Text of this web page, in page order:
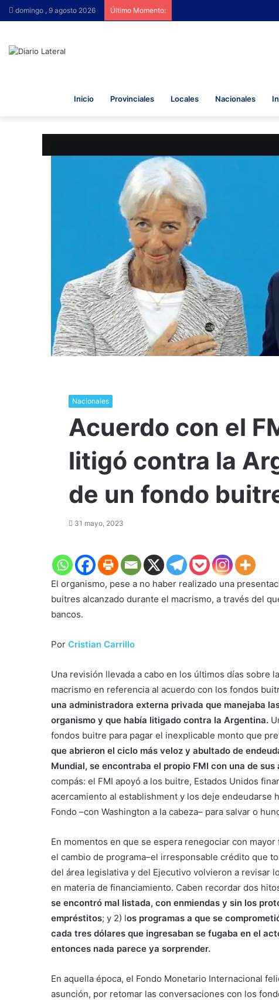
domingo , 9 agosto 2026 Último Momento:
Inicio Provinciales Locales Nacionales
Nacionales
Acuerdo con el
litigó contra la
de un fondo
31 mayo, 2023
El organismo, pese a no haber realizado una
buitres alcanzado durante el macrismo, a través del
bancos.
Por Cristian Carrillo
Una revisión llevada a cabo en los últimos días sobre
macrismo en referencia al acuerdo con los fondos
una administradora externa privada que manejaba
organismo y que había litigado contra la Argentina.
fondos buitre para pagar el inexplicable monto que
que abrieron el ciclo más veloz y abultado de
Mundial, se encontraba el propio FMI con una de
compás: el FMI apoyó a los buitre, Estados Unidos
acercamiento al establishment y los deje endeudarse
Fondo –con Washington a la cabeza– para salvar o
En momentos en que se espera renegociar con
el cambio de programa–el irresponsable crédito que
del área legislativa y del Ejecutivo volvieron a revisar
en materia de financiamiento. Caben recordar dos
se encontró mal listada, con enmiendas y sin los
empréstitos; y 2) los programas a que se
cada tres dólares que ingresaban se fugaba en el
entonces nada parece ya sorprender.
En aquella época, el Fondo Monetario Internacional
asunción, por retomar las conversaciones con los